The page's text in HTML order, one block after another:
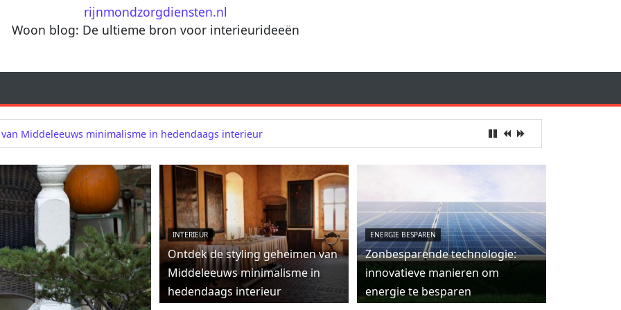
rijnmondzorgdiensten.nl
Woon blog: De ultieme bron voor interieurideeën
Middeleeuws minimalisme in hedendaags interieur
INTERIEUR
Ontdek de styling geheimen van
Middeleeuws minimalisme in
hedendaags interieur
ENERGIE BESPAREN
Zonbesparende technologie:
innovatieve manieren om
energie te besparen